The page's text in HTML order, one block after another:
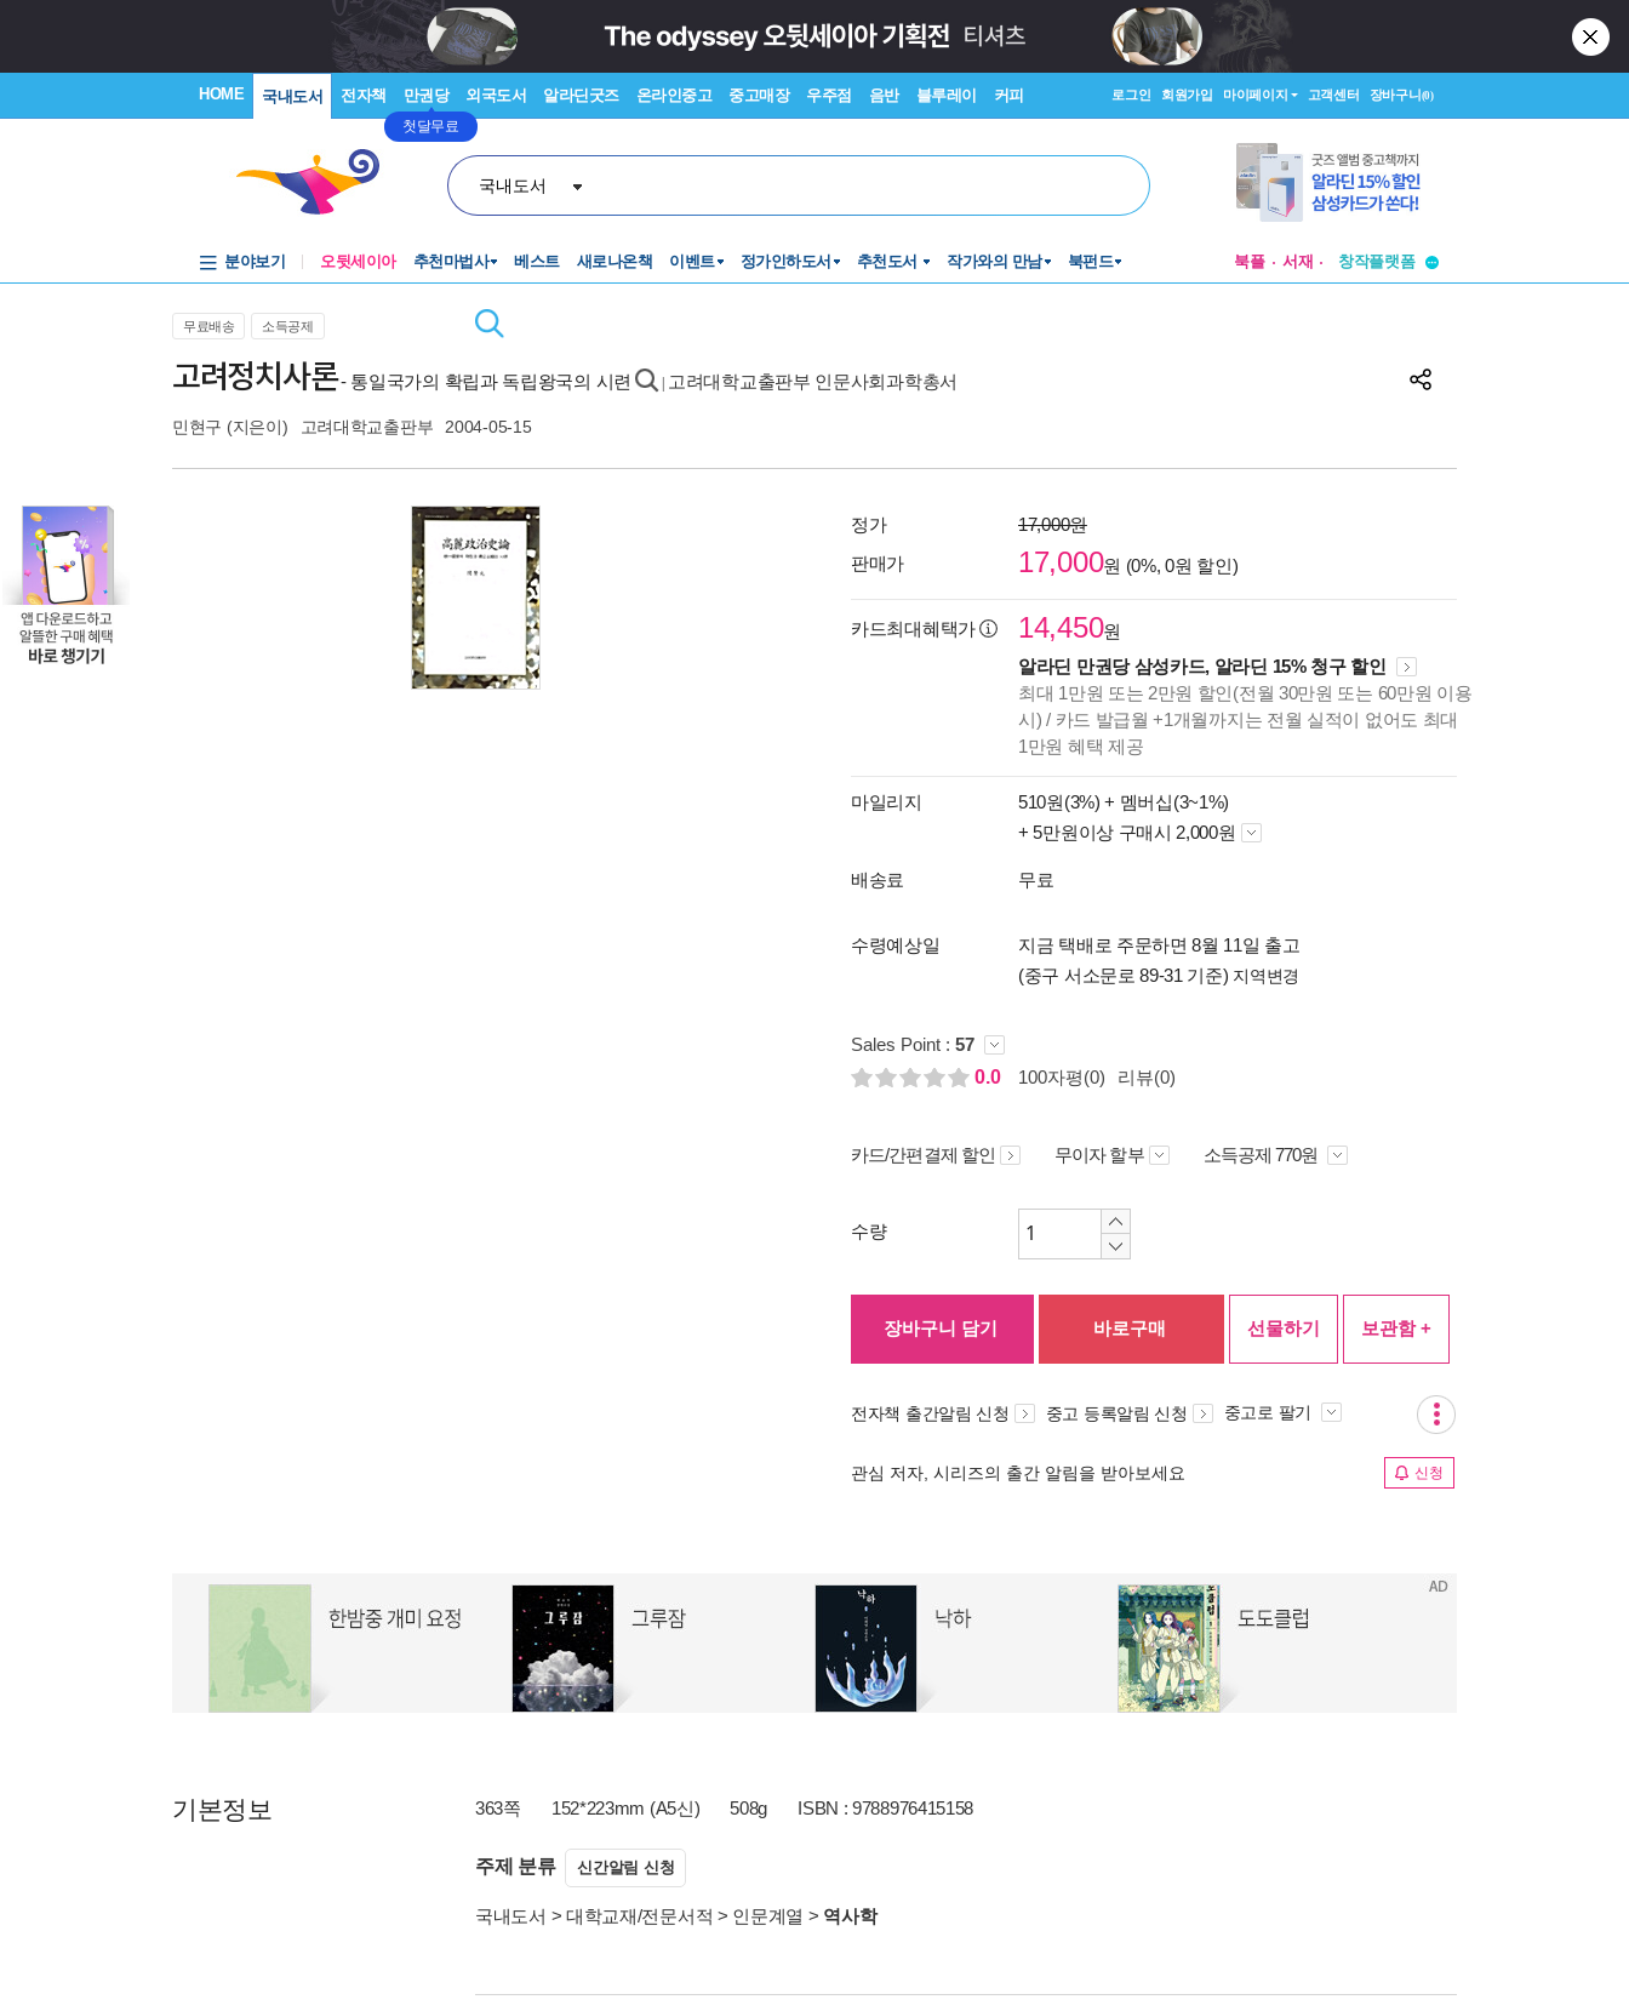
HOME 국내도서 전자책 만권당
첫달무료
외국도서 알라딘굿즈 온라인중고 중고매장 우주점 음반 블루레이 커피 로그인 회원가입 마이페이지 고객센터 장바구니(0)
국내도서
분야보기 오뒷세이아 추천마법사 베스트 새로나온책 이벤트 정가인하도서 추천도서 작가와의 만남 북펀드 북플 서재
투비컨티뉴드
무료배송 소득공제
고려정치사론- 통일국가의 확립과 독립왕국의 시련 고려대학교출판부 인문사회과학총서
민현구 (지은이) 고려대학교출판부 2004-05-15
정가
17,000원
판매가
17,000원 (0%, 0원 할인)
카드최대혜택가 14,450원
알라딘 만권당 삼성카드, 알라딘 15% 청구 할인
최대 1만원 또는 2만원 할인(전월 30만원 또는 60만원 이용
시) / 카드 발급월 +1개월까지는 전월 실적이 없어도 최대
1만원 혜택 제공
마일리지 510원(3%) + 멤버십(3~1%)
+ 5만원이상 구매시 2,000원
배송료 무료
수령예상일
지금 택배로 주문하면 8월 11일 출고
(중구 서소문로 89-31 기준) 지역변경
Sales Point : 57
0.0
100자평(0) 리뷰(0)
카드/간편결제 할인 무이자 할부 소득공제 770원
수량
장바구니 담기 바로구매 선물하기 보관함 +
전자책 출간알림 신청 중고 등록알림 신청 중고로 팔기
관심 저자, 시리즈의 출간 알림을 받아보세요 신청
기본정보 363쪽 152*223mm (A5신) 508g ISBN : 9788976415158
주제 분류 신간알림 신청
국내도서 > 대학교재/전문서적 > 인문계열 > 역사학